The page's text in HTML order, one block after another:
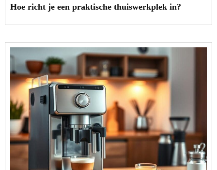
Hoe richt je een praktische thuiswerkplek in?